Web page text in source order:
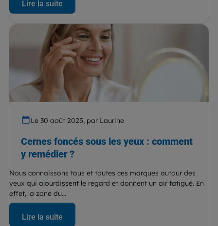
Lire la suite
Le 30 août 2025, par Laurine
Cernes foncés sous les yeux : comment
y remédier ?
Nous connaissons tous et toutes ces marques autour des
yeux qui alourdissent le regard et donnent un air fatigué. En
effet, la zone du...
Lire la suite